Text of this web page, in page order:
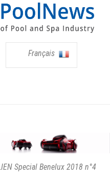
Français
Special Benelux 2018 n°4